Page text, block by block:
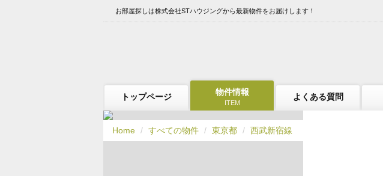
お部屋探しは株式会社STハウジングから最新物件をお届けします！
トップページ 物件情報
ITEM
よくある質問
Home すべての物件 東京都 西武新宿線